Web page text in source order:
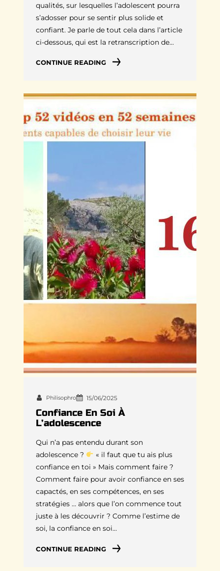
qualités, sur lesquelles l’adolescent pourra
s’adosser pour se sentir plus solide et
confiant. Je parle de tout cela dans l’article
ci-dessous, qui est la retranscription de…
CONTINUE READING
Philisophro 15/06/2025
Confiance En Soi À
L’adolescence
Qui n’a pas entendu durant son
adolescence ?
« il faut que tu ais plus
confiance en toi » Mais comment faire ?
Comment faire pour avoir confiance en ses
capactés, en ses compétences, en ses
stratégies … alors que l’on commence tout
juste à les découvrir ? Comme l’estime de
soi, la confiance en soi…
CONTINUE READING